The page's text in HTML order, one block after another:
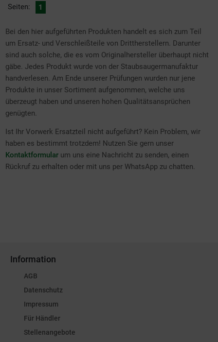
Seiten:
1
Bei den hier aufgeführten Produkten handelt es sich zum Teil
um Ersatz- und Verschleißteile von Drittherstellern. Darunter
sind auch solche, die es vom Originalhersteller überhaupt nicht
gäbe. Jedes Produkt wurde von der Staubsaugermanufaktur
handverlesen. Am Ende unserer Prüfungen wurden nur jene
Produkte in unser Sortiment aufgenommen, welche uns
überzeugt haben und unseren hohen Qualitätsansprüchen
genügten.
Ist Ihr Vorwerk Ersatzteil nicht aufgeführt? Kein Problem, wir
haben es bestimmt trotzdem! Nutzen Sie gern unser
Kontaktformularum uns eine Nachricht zu senden, einen
Rückruf zu erhalten oder mit uns per WhatsApp zu chatten.
Information
AGB
Datenschutz
Impressum
Für Händler
Stellenangebote